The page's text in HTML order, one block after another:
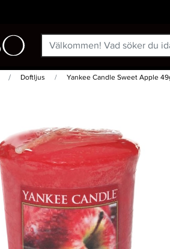
Doftljus Yankee Candle Sweet Apple